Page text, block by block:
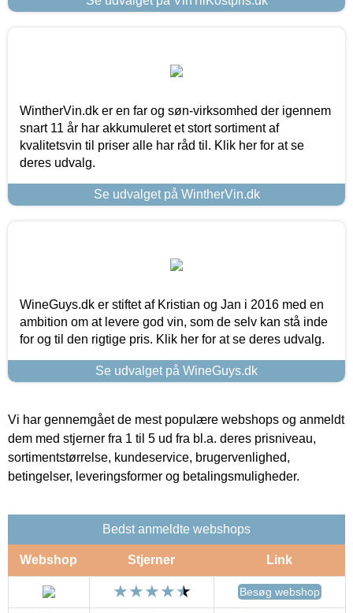
WintherVin.dk er en far og søn-virksomhed der igennem
snart 11 år har akkumuleret et stort sortiment af
kvalitetsvin til priser alle har råd til. Klik her for at se
deres udvalg.
Se udvalget på WintherVin.dk
WineGuys.dk er stiftet af Kristian og Jan i 2016 med en
ambition om at levere god vin, som de selv kan stå inde
for og til den rigtige pris. Klik her for at se deres udvalg.
Se udvalget på WineGuys.dk
Vi har gennemgået de mest populære webshops og anmeldt
dem med stjerner fra 1 til 5 ud fra bl.a. deres prisniveau,
sortimentstørrelse, kundeservice, brugervenlighed,
betingelser, leveringsformer og betalingsmuligheder.
Bedst anmeldte webshops
Webshop Stjerner Link
Besøg webshop